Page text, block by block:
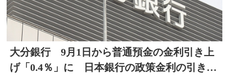
大分銀行 9月1日から普通預金の金利引き上
げ「0.4％」に 日本銀行の政策金利の引き上